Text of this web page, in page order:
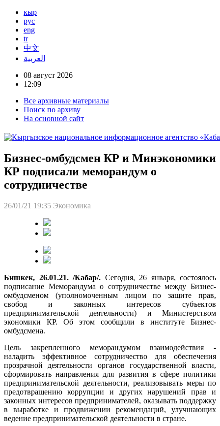
кыр
рус
eng
tr
中文
العربية
08 август 2026
12:09
Все архивные материалы
Поиск по архиву
На основной сайт
Бизнес-омбудсмен КР и Минэкономики
КР подписали меморандум о
сотрудничестве
26/01/21 19:35 Экономика
Бишкек, 26.01.21. /Кабар/. Сегодня, 26 января, состоялось
подписание Меморандума о сотрудничестве между Бизнес-
омбудсменом (уполномоченным лицом по защите прав,
свобод и законных интересов субъектов
предпринимательской деятельности) и Министерством
экономики КР. Об этом сообщили в институте Бизнес-
омбудсмена.
Цель закрепленного меморандумом взаимодействия -
наладить эффективное сотрудничество для обеспечения
прозрачной деятельности органов государственной власти,
сформировать направления для развития в сфере политики
предпринимательской деятельности, реализовывать меры по
предотвращению коррупции и других нарушений прав и
законных интересов предпринимателей, оказывать поддержку
в выработке и продвижении рекомендаций, улучшающих
ведение предпринимательской деятельности в стране.